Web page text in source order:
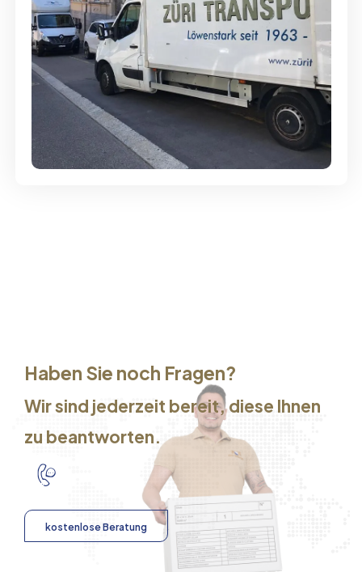
Günstige Umzüge - Hervorragender
Service
Haben Sie noch Fragen?
Wir sind jederzeit bereit, diese Ihnen
zu beantworten.
kostenlose Beratung